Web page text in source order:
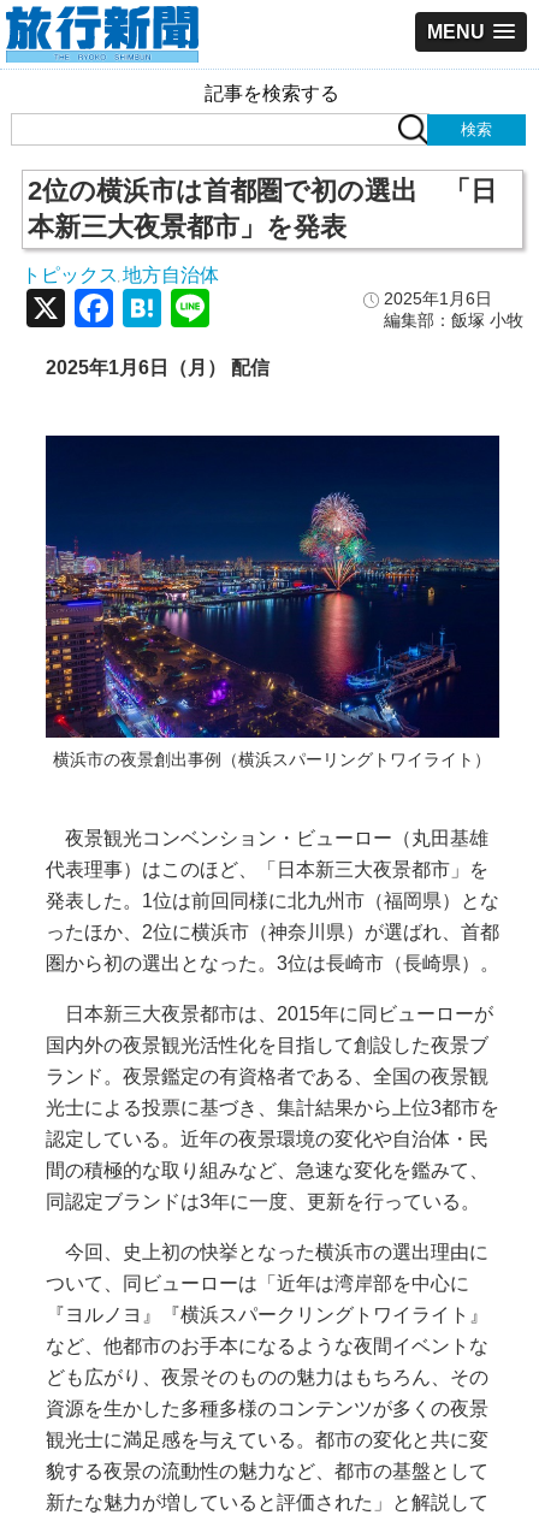
MENU
記事を検索する
2位の横浜市は首都圏で初の選出 「日
本新三大夜景都市」を発表
トピックス 地方自治体
2025年1月6日
編集部：飯塚 小牧
X Facebook
Hatena
2025年1月6日（月） 配信
横浜市の夜景創出事例（横浜スパーリングトワイライト）
夜景観光コンベンション・ビューロー（丸田基雄
代表理事）はこのほど、「日本新三大夜景都市」を
発表した。1位は前回同様に北九州市（福岡県）とな
ったほか、2位に横浜市（神奈川県）が選ばれ、首都
圏から初の選出となった。3位は長崎市（長崎県）。
日本新三大夜景都市は、2015年に同ビューローが
国内外の夜景観光活性化を目指して創設した夜景ブ
ランド。夜景鑑定の有資格者である、全国の夜景観
光士による投票に基づき、集計結果から上位3都市を
認定している。近年の夜景環境の変化や自治体・民
間の積極的な取り組みなど、急速な変化を鑑みて、
同認定ブランドは3年に一度、更新を行っている。
今回、史上初の快挙となった横浜市の選出理由に
ついて、同ビューローは「近年は湾岸部を中心に
『ヨルノヨ』『横浜スパークリングトワイライト』
など、他都市のお手本になるような夜間イベントな
ども広がり、夜景そのものの魅力はもちろん、その
資源を生かした多種多様のコンテンツが多くの夜景
観光士に満足感を与えている。都市の変化と共に変
貌する夜景の流動性の魅力など、都市の基盤として
新たな魅力が増していると評価された」と解説して